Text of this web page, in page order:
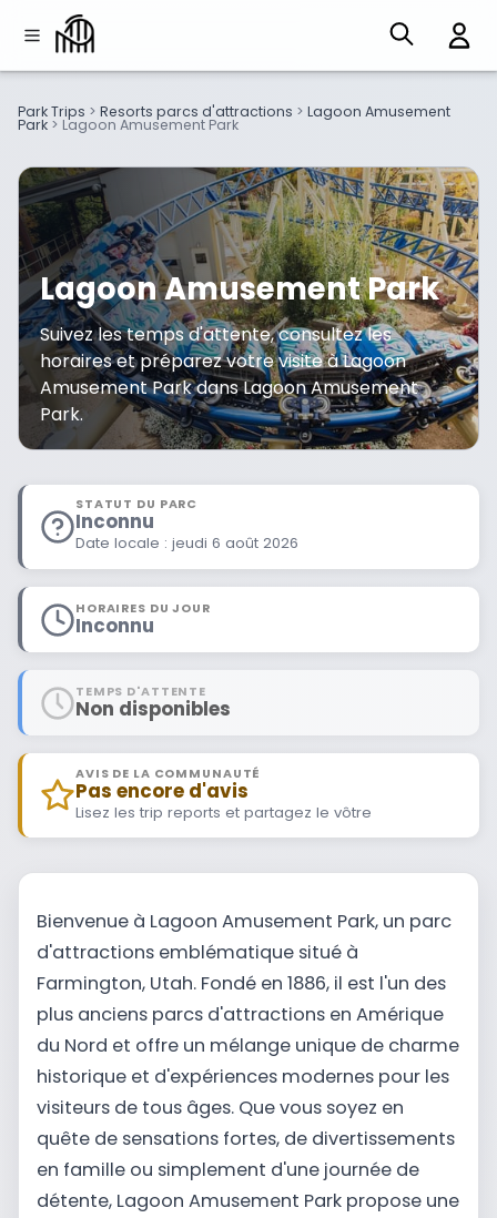
Park Trips > Resorts parcs d'attractions > Lagoon Amusement
Park > Lagoon Amusement Park
Lagoon Amusement Park
Suivez les temps d'attente, consultez les
horaires et préparez votre visite à Lagoon
Amusement Park dans Lagoon Amusement
Park.
STATUT DU PARC
Inconnu
Date locale : jeudi 6 août 2026
HORAIRES DU JOUR
Inconnu
TEMPS D'ATTENTE
Non disponibles
AVIS DE LA COMMUNAUTÉ
Pas encore d'avis
Lisez les trip reports et partagez le vôtre
Bienvenue à Lagoon Amusement Park, un parc
d'attractions emblématique situé à
Farmington, Utah. Fondé en 1886, il est l'un des
plus anciens parcs d'attractions en Amérique
du Nord et offre un mélange unique de charme
historique et d'expériences modernes pour les
visiteurs de tous âges. Que vous soyez en
quête de sensations fortes, de divertissements
en famille ou simplement d'une journée de
détente, Lagoon Amusement Park propose une